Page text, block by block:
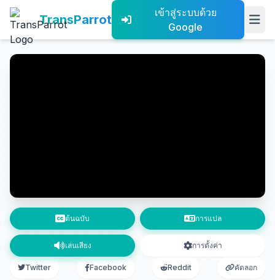
TransParrot
เข้าสู่ระบบด้วย
Google
ต้นฉบับ การแปล
เล่นเสียง การตั้งค่า
Twitter Facebook Reddit คัดลอก